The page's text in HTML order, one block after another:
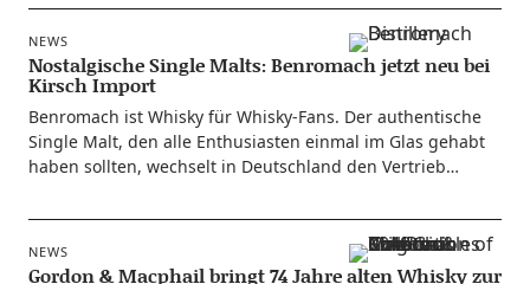
NEWS
Nostalgische Single Malts: Benromach jetzt neu bei
Kirsch Import
Ben­ro­mach ist Whis­ky für Whis­ky-Fans. Der authen­ti­sche
Sin­gle Malt, den alle Enthu­si­as­ten ein­mal im Glas gehabt
haben soll­ten, wech­selt in Deutsch­land den Vertrieb…
NEWS
Gordon & Macphail bringt 74 Jahre alten Whisky zur